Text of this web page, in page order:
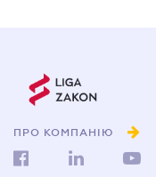
ПРО КОМПАНІЮ